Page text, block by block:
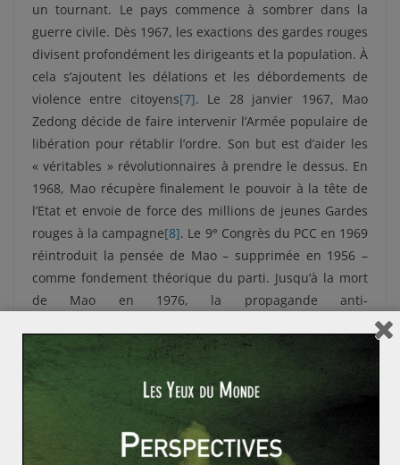
un tournant. Le pays commence à sombrer dans la
guerre civile. Dès 1967, les exactions des gardes rouges
divisent profondément les dirigeants et la population. À
cela s’ajoutent les délations et les débordements de
violence entre citoyens[7]. Le 28 janvier 1967, Mao
Zedong décide de faire intervenir l’Armée populaire de
libération pour rétablir l’ordre. Son but est d’aider les
« véritables » révolutionnaires à prendre le dessus. En
1968, Mao récupère finalement le pouvoir à la tête de
l’Etat et envoie de force des millions de jeunes Gardes
rouges à la campagne[8]. Le 9e Congrès du PCC en 1969
réintroduit la pensée de Mao – supprimée en 1956 –
comme fondement théorique du parti. Jusqu’à la mort
de Mao en 1976, la propagande anti-
campagnes contre
la pensée confucéenne
favoriser l’élitisme.
Quel sens réel pour cette Révolution
culturelle ?